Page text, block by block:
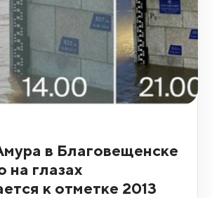
в Благовещенске
на глазах
к отметке 2013